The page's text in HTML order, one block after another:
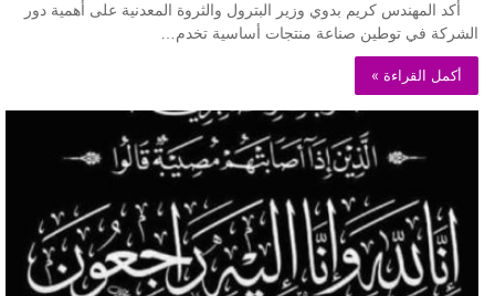
أكد المهندس كريم بدوي وزير البترول والثروة المعدنية على أهمية دور
الشركة في توطين صناعة منتجات أساسية تخدم…
أكمل القراءة »